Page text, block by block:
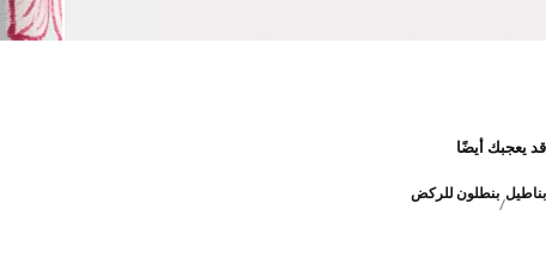
قد يعجبك أيضًا
بناطيل بنطلون للركض